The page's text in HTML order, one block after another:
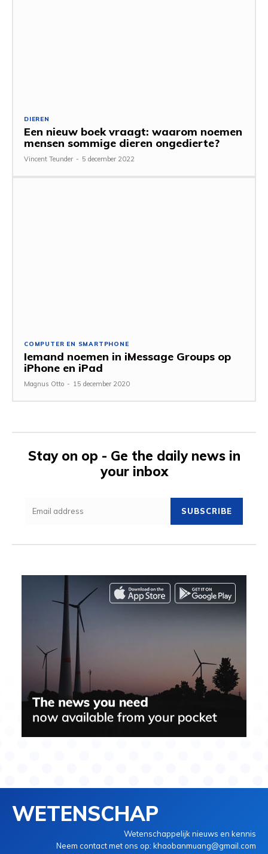
DIEREN
Een nieuw boek vraagt: waarom noemen
mensen sommige dieren ongedierte?
Vincent Teunder - 5 december 2022
COMPUTER EN SMARTPHONE
Iemand noemen in iMessage Groups op
iPhone en iPad
Magnus Otto - 15 december 2020
Stay on op - Ge the daily news in
your inbox
SUBSCRIBE
WETENSCHAP
Wetenschappelijk nieuws en kennis
Neem contact met ons op: khaobanmuang@gmail.com